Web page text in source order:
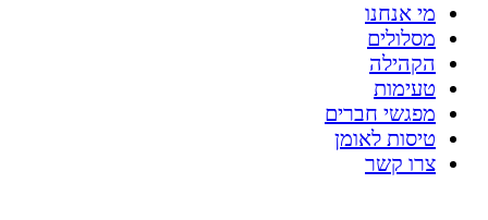
מי אנחנו
מסלולים
הקהילה
טעימות
מפגשי חברים
טיסות לאומן
צרו קשר